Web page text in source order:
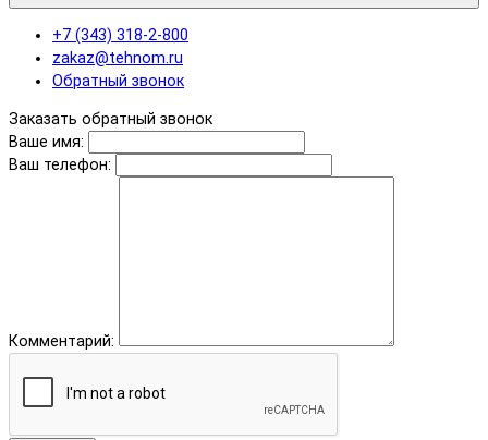
+7 (343) 318-2-800
zakaz@tehnom.ru
Обратный звонок
Заказать обратный звонок
Ваше имя:
Ваш телефон:
Комментарий: